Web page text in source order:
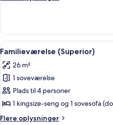
(Standard)
Indlæs
alle
billeder
af
Familieværelse
(Superior)
6
Familieværelse (Superior)
26 m²
1 soveværelse
Plads til 4 personer
1 kingsize-seng og 1 sovesofa
Flere oplysninger
Flere